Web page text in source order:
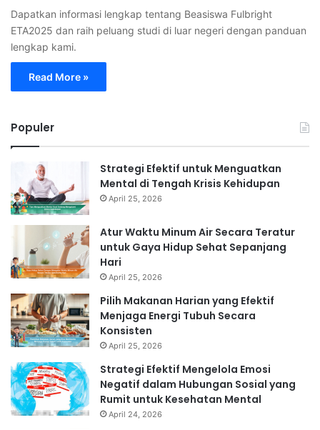
Dapatkan informasi lengkap tentang Beasiswa Fulbright
ETA2025 dan raih peluang studi di luar negeri dengan panduan
lengkap kami.
Read More »
Populer
Strategi Efektif untuk Menguatkan
Mental di Tengah Krisis Kehidupan
April 25, 2026
Atur Waktu Minum Air Secara Teratur
untuk Gaya Hidup Sehat Sepanjang
Hari
April 25, 2026
Pilih Makanan Harian yang Efektif
Menjaga Energi Tubuh Secara
Konsisten
April 25, 2026
Strategi Efektif Mengelola Emosi
Negatif dalam Hubungan Sosial yang
Rumit untuk Kesehatan Mental
April 24, 2026